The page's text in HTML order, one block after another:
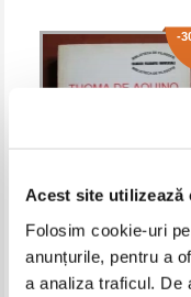
Acest site utilizează
Folosim cookie-uri
anunțurile, pentru a
a analiza traficul. De
-
theologiae. Despre